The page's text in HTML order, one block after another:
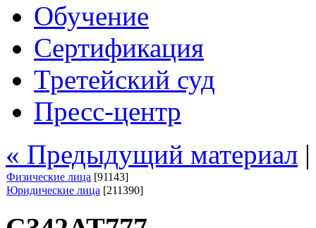
Обучение
Сертификация
Третейский суд
Пресс-центр
« Предыдущий материал
Физические лица [91143]
Юридические лица [211390]